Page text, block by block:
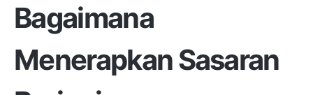
Bagaimana
Menerapkan Sasaran